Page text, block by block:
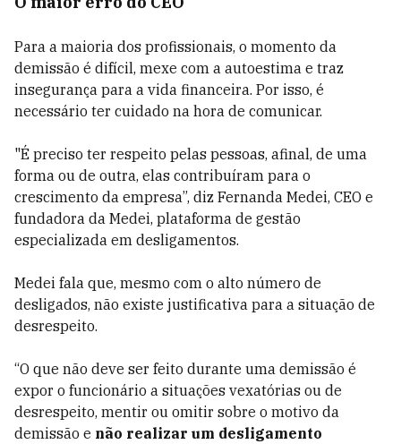
Para a maioria dos profissionais, o momento da
demissão é difícil, mexe com a autoestima e traz
insegurança para a vida financeira. Por isso, é
necessário ter cuidado na hora de comunicar.
"É preciso ter respeito pelas pessoas, afinal, de uma
forma ou de outra, elas contribuíram para o
crescimento da empresa”, diz Fernanda Medei, CEO e
fundadora da Medei, plataforma de gestão
especializada em desligamentos.
Medei fala que, mesmo com o alto número de
desligados, não existe justificativa para a situação de
desrespeito.
“O que não deve ser feito durante uma demissão é
expor o funcionário a situações vexatórias ou de
desrespeito, mentir ou omitir sobre o motivo da
demissão e não realizar um desligamento